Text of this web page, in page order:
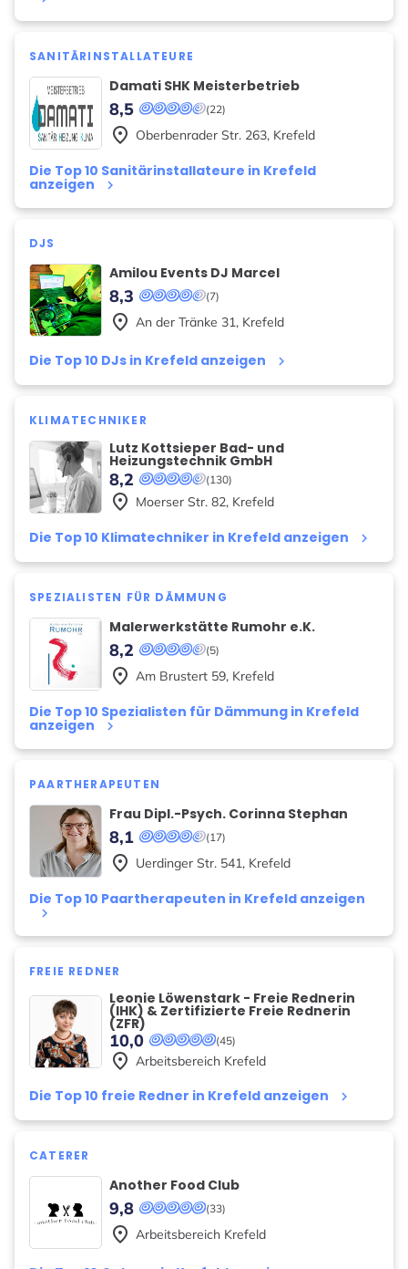
SANITÄRINSTALLATEURE
Damati SHK Meisterbetrieb
(22)
8,5
Die Top 10 Sanitärinstallateure in Krefeld
anzeigen keyboard_arrow_right
place Oberbenrader Str. 263, Krefeld
DJS
Amilou Events DJ Marcel
(7)
8,3
Die Top 10 DJs in Krefeld anzeigen keyboard_arrow_right
place An der Tränke 31, Krefeld
KLIMATECHNIKER
Lutz Kottsieper Bad- und
Heizungstechnik GmbH
(130)
8,2
Die Top 10 Klimatechniker in Krefeld anzeigen keyboard_arrow_right
place Moerser Str. 82, Krefeld
SPEZIALISTEN FÜR DÄMMUNG
Malerwerkstätte Rumohr e.K.
(5)
8,2
Die Top 10 Spezialisten für Dämmung in Krefeld
anzeigen keyboard_arrow_right
place Am Brustert 59, Krefeld
PAARTHERAPEUTEN
Frau Dipl.-Psych. Corinna Stephan
(17)
8,1
Die Top 10 Paartherapeuten in Krefeld anzeigen
keyboard_arrow_right
place Uerdinger Str. 541, Krefeld
FREIE REDNER
Leonie Löwenstark - Freie Rednerin
(IHK) & Zertifizierte Freie Rednerin
(ZFR)
(45)
10,0
Die Top 10 freie Redner in Krefeld anzeigen keyboard_arrow_right
place Arbeitsbereich Krefeld
CATERER
Another Food Club
(33)
9,8
place Arbeitsbereich Krefeld